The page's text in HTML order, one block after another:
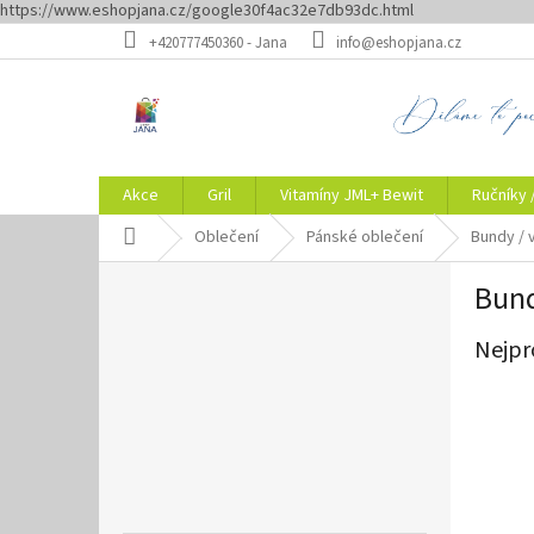
https://www.eshopjana.cz/google30f4ac32e7db93dc.html
na
+420777450360 - Jana info@eshopjana.cz
Akce Gril Vitamíny JML+ Bewit Ručníky
Domů Oblečení Pánské oblečení Bundy /